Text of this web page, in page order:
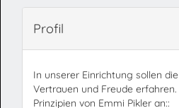
Profil
In unserer Einrichtung sollen
Vertrauen und Freude
Prinzipien von Emmi Pikler an::